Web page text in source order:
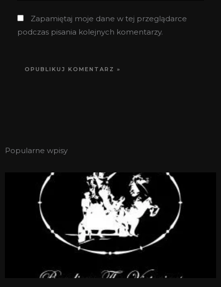
Zapamiętaj moje dane w tej przeglądarce
podczas pisania kolejnych komentarzy.
Popularne wpisy